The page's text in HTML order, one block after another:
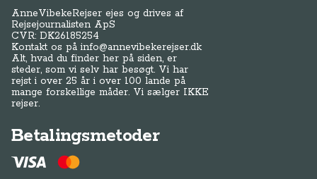
AnneVibekeRejser ejes og drives af
Rejsejournalisten ApS
CVR: DK26185254
Kontakt os påinfo@annevibekerejser.dk
Alt, hvad du finder her på siden, er
steder, som vi selv har besøgt. Vi har
rejst i over 25 år i over 100 lande på
mange forskellige måder. Vi sælger IKKE
rejser.
Betalingsmetoder